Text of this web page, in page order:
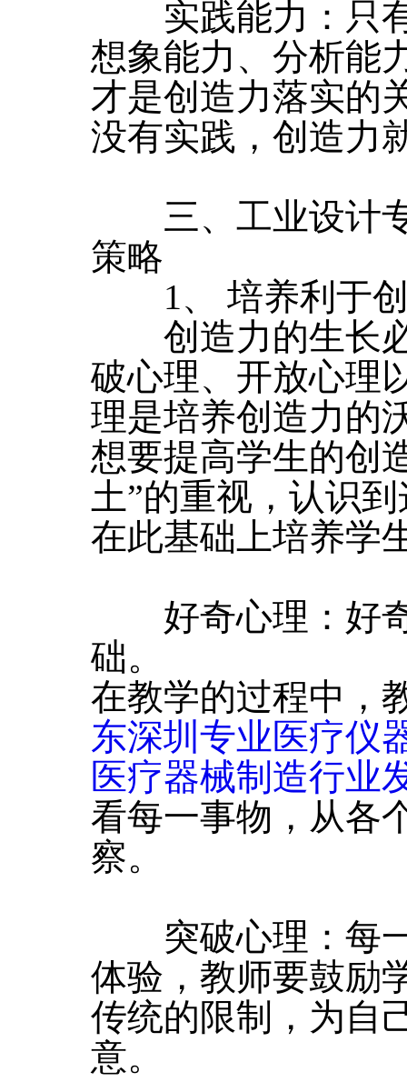
实践能力：只有
想象能力、分析能
才是创造力落实的
没有实践，创造力
三、工业设计专
策略
1、 培养利于创
创造力的生长必
破心理、开放心理
理是培养创造力的
想要提高学生的创
土”的重视，认识
在此基础上培养学
好奇心理：好奇
础。
在教学的过程中，
东深圳专业医疗仪
医疗器械制造行业
看每一事物，从各
察。
突破心理：每一
体验，教师要鼓励
传统的限制，为自
意。